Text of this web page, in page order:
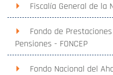
Fiscalía General de la
Fondo de
Pensiones - FONCEP
Fondo Nacional del